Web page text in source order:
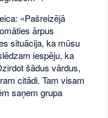
«Pašreizējā
ārpus
situācija, ka mūsu
iespēju, ka
šādus vārdus,
citādi. Tam visam
saņem grupa